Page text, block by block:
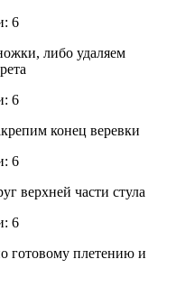
либо удаляем
конец веревки
верхней части стула
готовому плетению и